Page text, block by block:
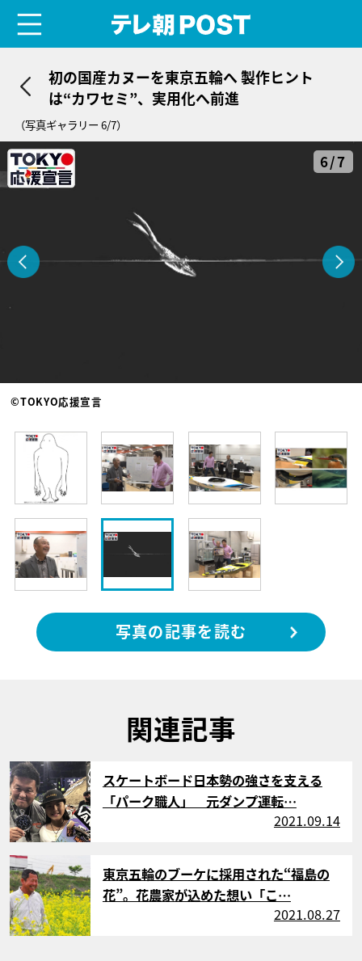
初の国産カヌーを東京五輪へ 製作ヒント
は“カワセミ”、実用化へ前進
（写真ギャラリー 6/7）
6/7
©TOKYO応援宣言
写真の記事を読む
関連記事
サムネイル
スケートボード日本勢の強さを支える
「パーク職人」 元ダンプ運転…
2021.09.14
東京五輪のブーケに採用された“福島の
花”。花農家が込めた想い「こ…
2021.08.27